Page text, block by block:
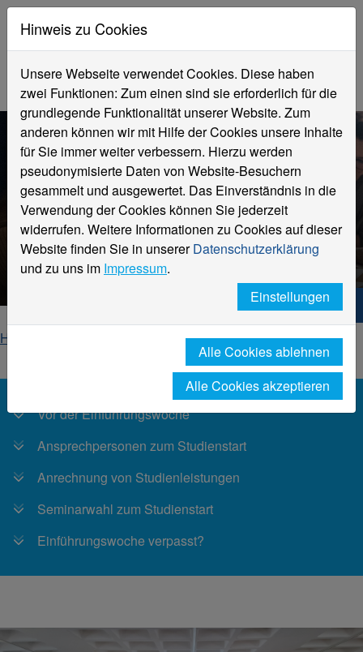
Informationen zum
Studienstart
Wintersemester 2026/27 am
Fachbereich Sozialwesen
Infos für Studienanfänger:innen
Home
Fachbereich Sozialwesen
Studienstart
Vor der Einführungswoche
Ansprechpersonen zum Studienstart
Anrechnung von Studienleistungen
Seminarwahl zum Studienstart
Einführungswoche verpasst?
Hinweis zu Cookies
Unsere Webseite verwendet Cookies. Diese haben
zwei Funktionen: Zum einen sind sie erforderlich für die
grundlegende Funktionalität unserer Website. Zum
anderen können wir mit Hilfe der Cookies unsere Inhalte
für Sie immer weiter verbessern. Hierzu werden
pseudonymisierte Daten von Website-Besuchern
gesammelt und ausgewertet. Das Einverständnis in die
Verwendung der Cookies können Sie jederzeit
widerrufen. Weitere Informationen zu Cookies auf dieser
Website finden Sie in unsererDatenschutzerklärung
und zu uns im Impressum.
Einstellungen
Alle Cookies ablehnen
Alle Cookies akzeptieren